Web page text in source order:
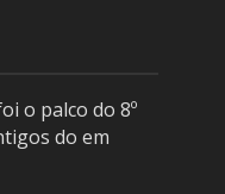
o palco do 8º
do em